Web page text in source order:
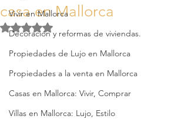
Vivir en Mallorca
Decoración y reformas de viviendas.
Propiedades de Lujo en Mallorca
Propiedades a la venta en Mallorca
Casas en Mallorca: Vivir, Comprar
Villas en Mallorca: Lujo, Estilo
casa en Mallorca
Obtuvo NaN de 5 estrellas.